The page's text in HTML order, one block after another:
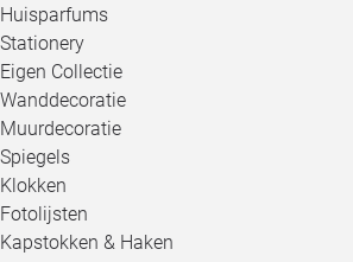
Huisparfums
Stationery
Eigen Collectie
Wanddecoratie
Muurdecoratie
Spiegels
Klokken
Fotolijsten
Kapstokken & Haken